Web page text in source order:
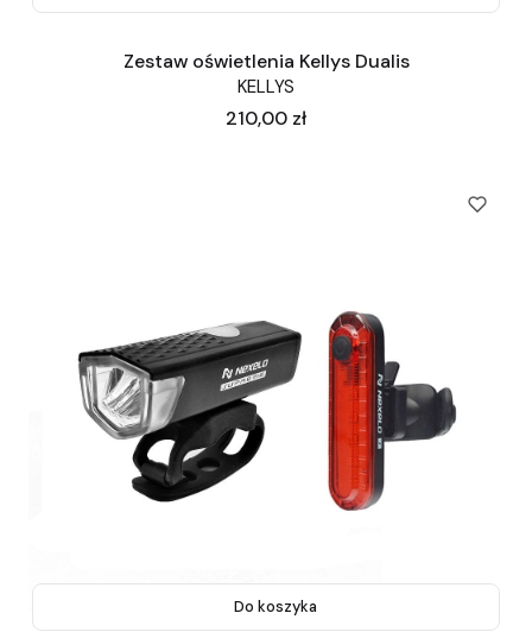
Zestaw oświetlenia Kellys Dualis
KELLYS
Cena
210,00 zł
Do koszyka